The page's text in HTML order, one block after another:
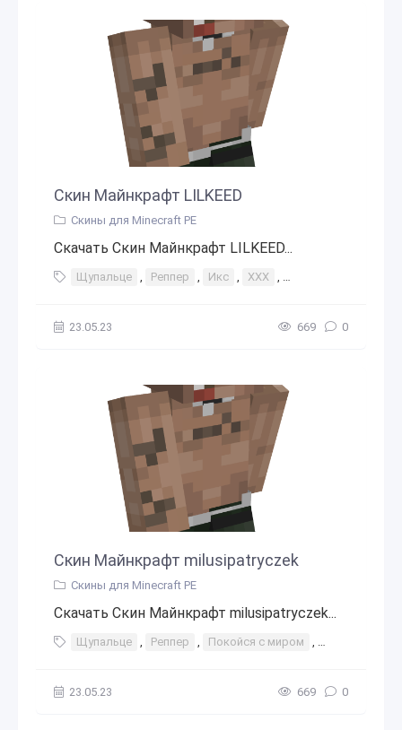
Скин Майнкрафт LILKEED
Скины для Minecraft PE
Скачать Скин Майнкрафт LILKEED...
Щупальце , Реппер , Икс , XXX , Легенда
23.05.23 669 0
Скин Майнкрафт milusipatryczek
Скины для Minecraft PE
Скачать Скин Майнкрафт milusipatryczek...
Щупальце , Реппер , Покойся с миром , RIP Х
23.05.23 669 0